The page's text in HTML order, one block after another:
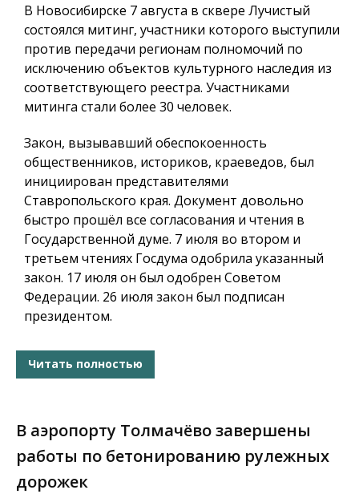
В Новосибирске 7 августа в сквере Лучистый
состоялся митинг, участники которого выступили
против передачи регионам полномочий по
исключению объектов культурного наследия из
соответствующего реестра. Участниками
митинга стали более 30 человек.
Закон, вызывавший обеспокоенность
общественников, историков, краеведов, был
инициирован представителями
Ставропольского края. Документ довольно
быстро прошёл все согласования и чтения в
Государственной думе. 7 июля во втором и
третьем чтениях Госдума одобрила указанный
закон. 17 июля он был одобрен Советом
Федерации. 26 июля закон был подписан
президентом.
Читать полностью
В аэропорту Толмачёво завершены
работы по бетонированию рулежных
дорожек